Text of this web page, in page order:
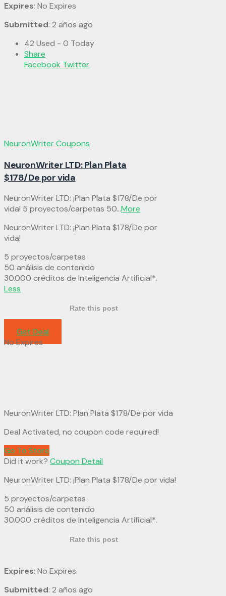
Expires: No Expires
Submitted: 2 años ago
42 Used - 0 Today
Share
Facebook Twitter
NeuronWriter Coupons
NeuronWriter LTD: Plan Plata
$178/De por vida
NeuronWriter LTD: ¡Plan Plata $178/De por
vida! 5 proyectos/carpetas 50...More
NeuronWriter LTD: ¡Plan Plata $178/De por
vida!
5 proyectos/carpetas
50 análisis de contenido
30.000 créditos de Inteligencia Artificial*.
Less
Rate this post
Get Deal
No Expires
NeuronWriter LTD: Plan Plata $178/De por vida
Deal Activated, no coupon code required!
Go To Store
Did it work? Coupon Detail
NeuronWriter LTD: ¡Plan Plata $178/De por vida!
5 proyectos/carpetas
50 análisis de contenido
30.000 créditos de Inteligencia Artificial*.
Rate this post
Expires: No Expires
Submitted: 2 años ago